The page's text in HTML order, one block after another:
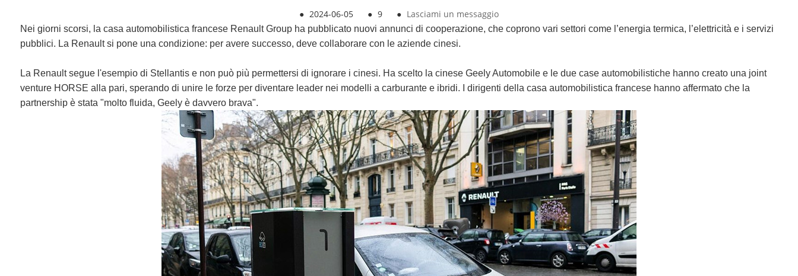
● 2024-06-05 ● 9 ● Lasciami un messaggio
Nei giorni scorsi, la casa automobilistica francese Renault Group ha pubblicato nuovi annunci di cooperazione, che coprono vari settori come l’energia termica, l’elettricità e i servizi
pubblici. La Renault si pone una condizione: per avere successo, deve collaborare con le aziende cinesi.
La Renault segue l'esempio di Stellantis e non può più permettersi di ignorare i cinesi. Ha scelto la cinese Geely Automobile e le due case automobilistiche hanno creato una joint
venture HORSE alla pari, sperando di unire le forze per diventare leader nei modelli a carburante e ibridi. I dirigenti della casa automobilistica francese hanno affermato che la
partnership è stata "molto fluida, Geely è davvero brava".